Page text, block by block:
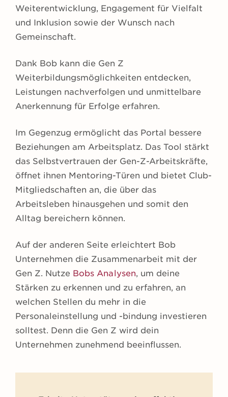
Weiterentwicklung, Engagement für Vielfalt
und Inklusion sowie der Wunsch nach
Gemeinschaft.
Dank Bob kann die Gen Z
Weiterbildungsmöglichkeiten entdecken,
Leistungen nachverfolgen und unmittelbare
Anerkennung für Erfolge erfahren.
Im Gegenzug ermöglicht das Portal bessere
Beziehungen am Arbeitsplatz. Das Tool stärkt
das Selbstvertrauen der Gen-Z-Arbeitskräfte,
öffnet ihnen Mentoring-Türen und bietet Club-
Mitgliedschaften an, die über das
Arbeitsleben hinausgehen und somit den
Alltag bereichern können.
Auf der anderen Seite erleichtert Bob
Unternehmen die Zusammenarbeit mit der
Gen Z. Nutze Bobs Analysen, um deine
Stärken zu erkennen und zu erfahren, an
welchen Stellen du mehr in die
Personaleinstellung und -bindung investieren
solltest. Denn die Gen Z wird dein
Unternehmen zunehmend beeinflussen.